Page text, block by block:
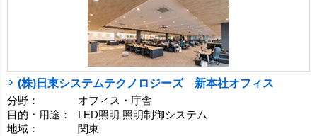
(株)日東システムテクノロジーズ 新本社オフィス
分野：
オフィス・庁舎
目的・用途：
LED照明 照明制御システム
地域：
関東